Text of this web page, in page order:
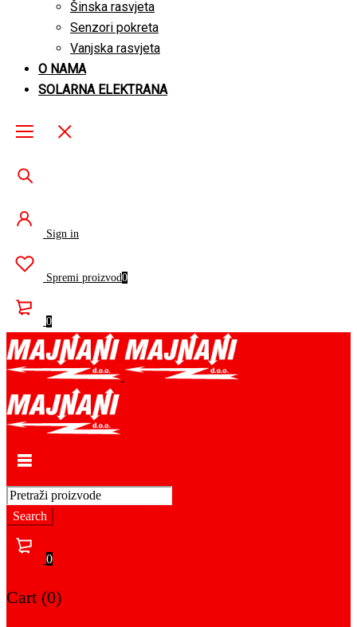
Šinska rasvjeta
Senzori pokreta
Vanjska rasvjeta
O NAMA
SOLARNA ELEKTRANA
Sign in
Spremi proizvod0
0
0
Cart (0)